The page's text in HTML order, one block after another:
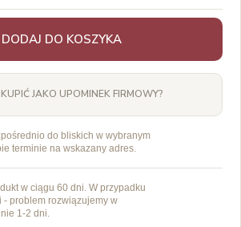
DODAJ DO KOSZYKA
JAKO UPOMINEK FIRMOWY?
do bliskich w wybranym
terminie na wskazany adres.
w ciągu 60 dni. W przypadku
- problem rozwiązujemy w
1-2 dni.